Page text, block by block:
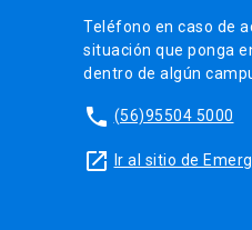
Teléfono en caso de
situación que ponga
dentro de algún
phone (56)95504 5000
launch Ir al sitio de